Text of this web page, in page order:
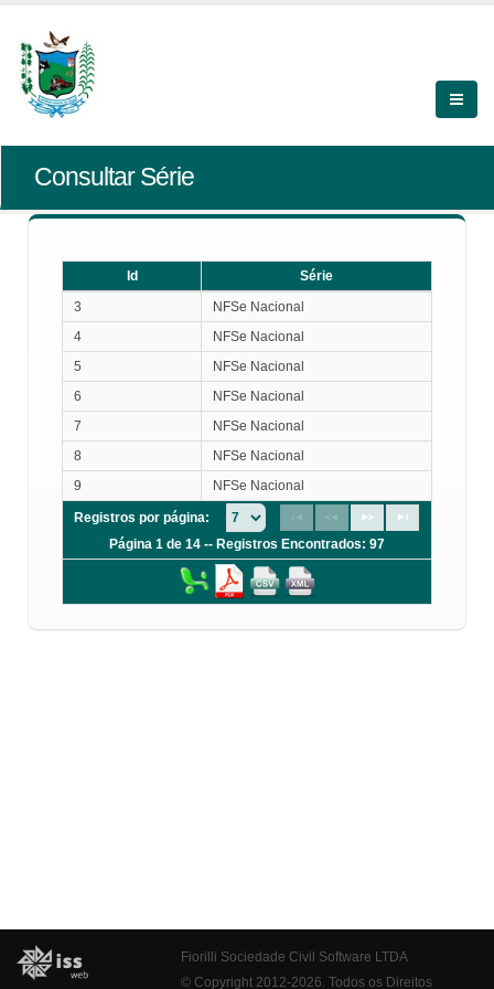
Consultar Série
Id
Série
Série
3
NFSe Nacional
4
NFSe Nacional
5
NFSe Nacional
6
NFSe Nacional
7
NFSe Nacional
8
NFSe Nacional
9
NFSe Nacional
Registros por página:
Página 1 de 14 -- Registros Encontrados: 97
Fiorilli Sociedade Civil Software LTDA
© Copyright 2012-2026. Todos os Direitos